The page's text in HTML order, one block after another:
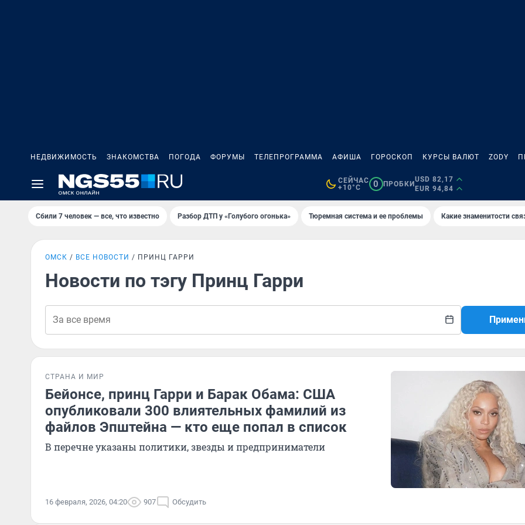
НЕДВИЖИМОСТЬ ЗНАКОМСТВА ПОГОДА ФОРУМЫ ТЕЛЕПРОГРАММА АФИША ГОРОСКОП КУРСЫ ВАЛЮТ ZODY
СЕЙЧАС
+10°C
0 ПРОБКИ
USD 82,17
EUR 94,84
Сбили 7 человек — все, что известно Разбор ДТП у «Голубого огонька» Тюремная система и ее проблемы Какие знаменитости
ОМСК ВСЕ НОВОСТИ ПРИНЦ ГАРРИ
Новости по тэгу Принц Гарри
СТРАНА И МИР
Бейонсе, принц Гарри и Барак Обама: США
опубликовали 300 влиятельных фамилий из
файлов Эпштейна — кто еще попал в список
В перечне указаны политики, звезды и предприниматели
16 февраля, 2026, 04:20 907 Обсудить